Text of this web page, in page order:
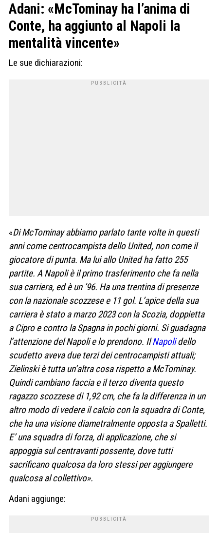
Adani: «McTominay ha l’anima di
Conte, ha aggiunto al Napoli la
mentalità vincente»
Le sue dichiarazioni:
«Di McTominay abbiamo parlato tante volte in questi
anni come centrocampista dello United, non come il
giocatore di punta. Ma lui allo United ha fatto 255
partite. A Napoli è il primo trasferimento che fa nella
sua carriera, ed è un ’96. Ha una trentina di presenze
con la nazionale scozzese e 11 gol. L’apice della sua
carriera è stato a marzo 2023 con la Scozia, doppietta
a Cipro e contro la Spagna in pochi giorni. Si guadagna
l’attenzione del Napoli e lo prendono. IlNapolidello
scudetto aveva due terzi dei centrocampisti attuali;
Zielinski è tutta un’altra cosa rispetto a McTominay.
Quindi cambiano faccia e il terzo diventa questo
ragazzo scozzese di 1,92 cm, che fa la differenza in un
altro modo di vedere il calcio con la squadra di Conte,
che ha una visione diametralmente opposta a Spalletti.
E’ una squadra di forza, di applicazione, che si
appoggia sul centravanti possente, dove tutti
sacrificano qualcosa da loro stessi per aggiungere
qualcosa al collettivo».
Adani aggiunge: